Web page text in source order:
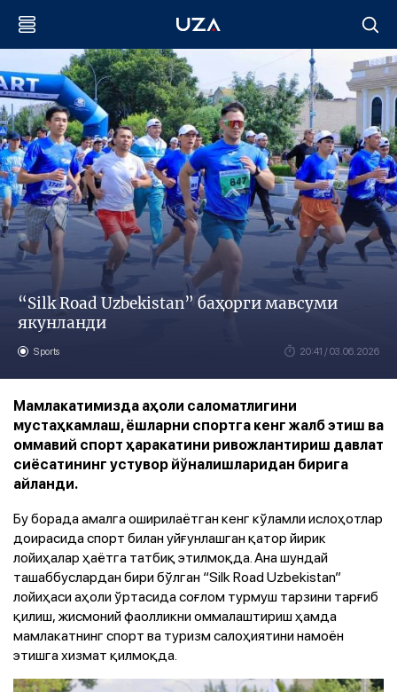
“Silk Road Uzbekistan” баҳорги мавсуми
якунланди
Sports 20:41 / 03.06.2026
Мамлакатимизда аҳоли саломатлигини
мустаҳкамлаш, ёшларни спортга кенг жалб этиш ва
оммавий спорт ҳаракатини ривожлантириш давлат
сиёсатининг устувор йўналишларидан бирига
айланди.
Бу борада амалга оширилаётган кенг кўламли ислоҳотлар
доирасида спорт билан уйғунлашган қатор йирик
лойиҳалар ҳаётга татбиқ этилмоқда. Ана шундай
ташаббуслардан бири бўлган “Silk Road Uzbekistan”
лойиҳаси аҳоли ўртасида соғлом турмуш тарзини тарғиб
қилиш, жисмоний фаолликни оммалаштириш ҳамда
мамлакатнинг спорт ва туризм салоҳиятини намоён
этишга хизмат қилмоқда.